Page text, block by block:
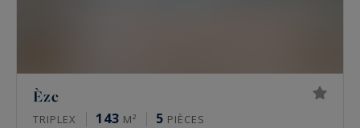
Èze
TRIPLEX 143 M² 5 PIÈCES